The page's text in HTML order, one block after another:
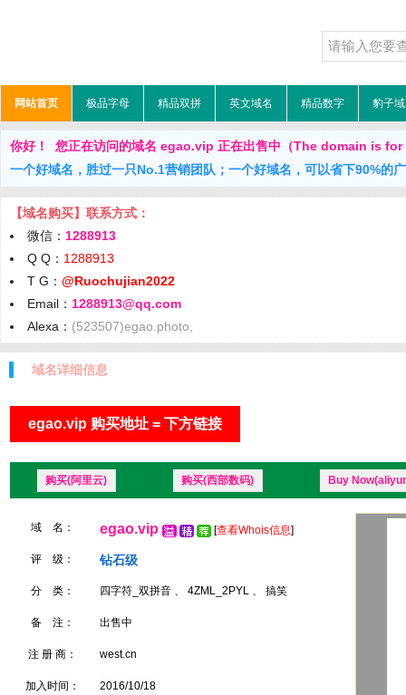
网站首页 极品字母 精品双拼 英文域名 精品数字 豹子
你好！ 您正在访问的域名 egao.vip 正在出售中（The domain is for
一个好域名，胜过一只No.1营销团队；一个好域名，可以省下90%的
【域名购买】联系方式：
微信： 1288913
Q Q： 1288913
T G： @Ruochujian2022
Email： 1288913@qq.com
Alexa： (523507)egao.photo,
域名详细信息
egao.vip 购买地址 = 下方链接
购买(阿里云) 购买(西部数码) Buy
域 名： egao.vip [查看Whois信息]
评 级： 钻石级
分 类： 四字符_双拼音 、 4ZML_2PYL 、 搞笑
备 注： 出售中
注 册 商： west.cn
加入时间： 2016/10/18